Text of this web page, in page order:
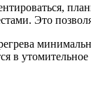
Это
в